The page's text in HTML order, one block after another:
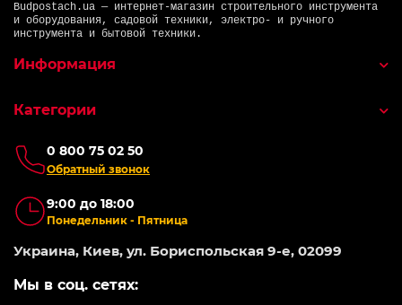
Budpostach.ua — интернет-магазин строительного инструмента
и оборудования, садовой техники, электро- и ручного
инструмента и бытовой техники.
0 800 75 02 50
Обратный звонок
9:00 до 18:00
Понедельник - Пятница
Украина, Киев, ул. Бориспольская 9-е, 02099
Мы в соц. сетях:
Информация
Категории